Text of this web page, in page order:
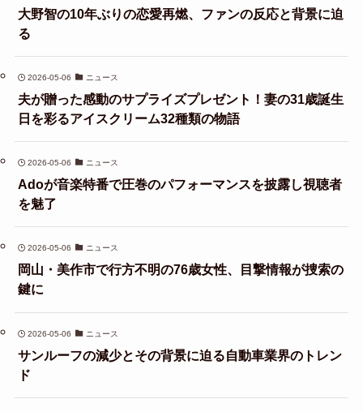
大野智の10年ぶりの恋愛再燃、ファンの反応と背景に迫
る
2026-05-06 ニュース
夫が贈った感動のサプライズプレゼント！妻の31歳誕生
日を彩るアイスクリーム32種類の物語
2026-05-06 ニュース
Adoが音楽特番で圧巻のパフォーマンスを披露し視聴者
を魅了
2026-05-06 ニュース
岡山・美作市で行方不明の76歳女性、目撃情報が捜索の
鍵に
2026-05-06 ニュース
サンルーフの減少とその背景に迫る自動車業界のトレン
ド